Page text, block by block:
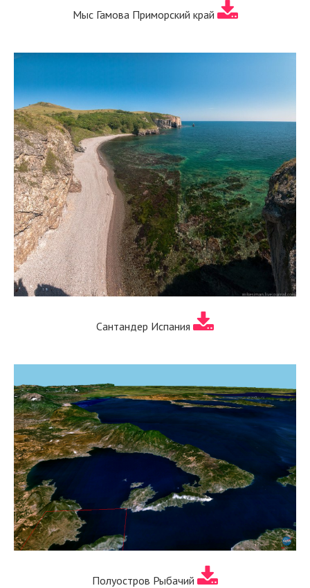
Мыс Гамова Приморский край
Сантандер Испания
Полуостров Рыбачий